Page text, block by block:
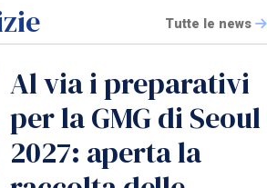
Tutte le news
Al via i preparativi
per la GMG di Seoul
2027: aperta la